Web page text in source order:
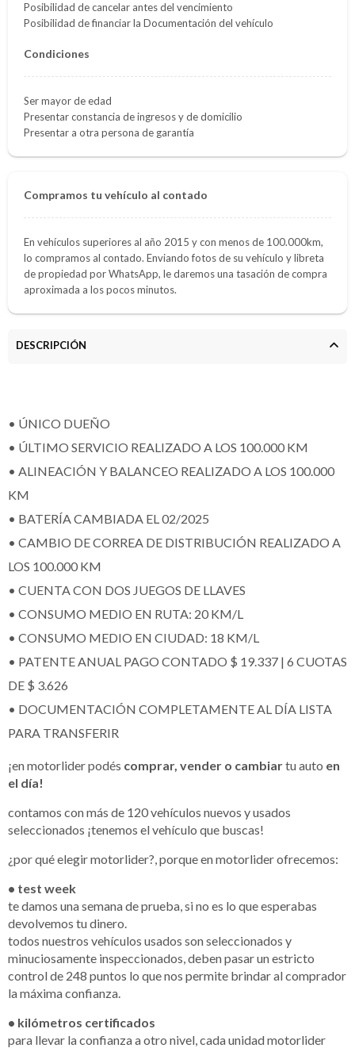
Posibilidad de cancelar antes del vencimiento
Posibilidad de financiar la Documentación del vehículo
Condiciones
Ser mayor de edad
Presentar constancia de ingresos y de domicilio
Presentar a otra persona de garantía
Compramos tu vehículo al contado
En vehículos superiores al año 2015 y con menos de 100.000km,
lo compramos al contado. Enviando fotos de su vehículo y libreta
de propiedad por WhatsApp, le daremos una tasación de compra
aproximada a los pocos minutos.
DESCRIPCIÓN
• ÚNICO DUEÑO
• ÚLTIMO SERVICIO REALIZADO A LOS 100.000 KM
• ALINEACIÓN Y BALANCEO REALIZADO A LOS 100.000
KM
• BATERÍA CAMBIADA EL 02/2025
• CAMBIO DE CORREA DE DISTRIBUCIÓN REALIZADO A
LOS 100.000 KM
• CUENTA CON DOS JUEGOS DE LLAVES
• CONSUMO MEDIO EN RUTA: 20 KM/L
• CONSUMO MEDIO EN CIUDAD: 18 KM/L
• PATENTE ANUAL PAGO CONTADO $ 19.337 | 6 CUOTAS
DE $ 3.626
• DOCUMENTACIÓN COMPLETAMENTE AL DÍA LISTA
PARA TRANSFERIR
¡en motorlider podés comprar, vender o cambiartu auto en
el día!
contamos con más de 120 vehículos nuevos y usados
seleccionados ¡tenemos el vehículo que buscas!
¿por qué elegir motorlider?, porque en motorlider ofrecemos:
• test week
te damos una semana de prueba, si no es lo que esperabas
devolvemos tu dinero.
todos nuestros vehículos usados son seleccionados y
minuciosamente inspeccionados, deben pasar un estricto
control de 248 puntos lo que nos permite brindar al comprador
la máxima confianza.
• kilómetros certificados
para llevar la confianza a otro nivel, cada unidad motorlider